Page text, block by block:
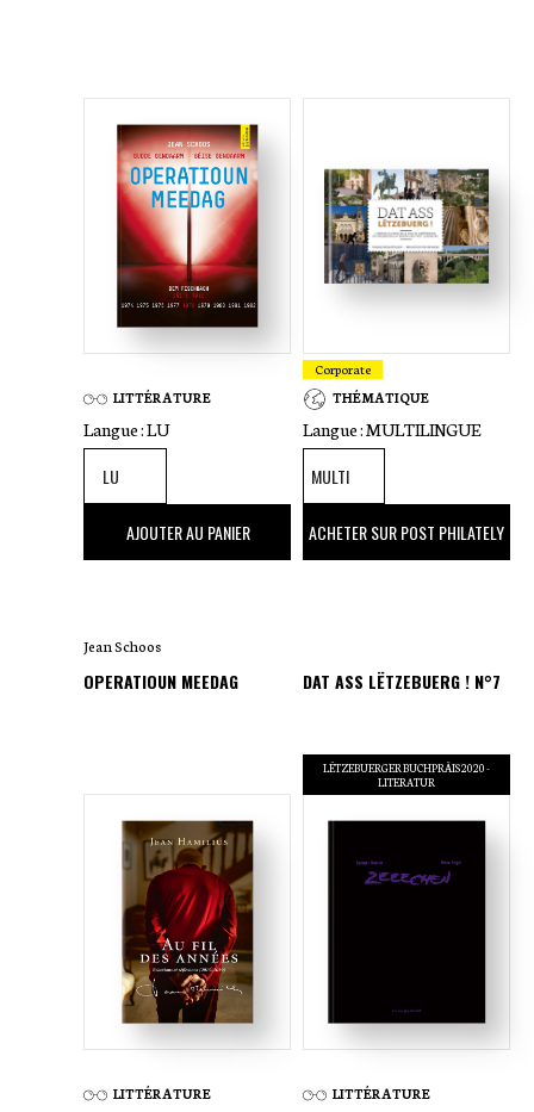
LITTÉRATURE
Langue :LU
,00 €
AJOUTER AU PANIER
Jean Schoos
OPERATIOUN MEEDAG
Corporate
THÉMATIQUE
Langue :MULTILINGUE
39,00 €
ACHETER SUR POST PHILATELY
DAT ASS LËTZEBUERG ! N°7
LITTÉRATURE
LËTZEBUERGER BUCHPRÄIS 2020 -
LITERATUR
LITTÉRATURE